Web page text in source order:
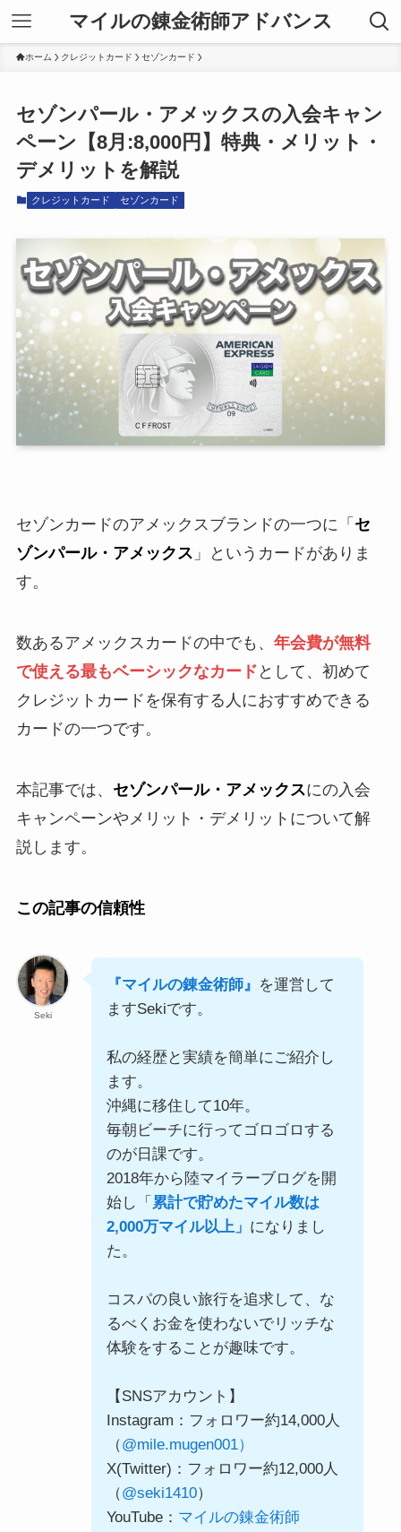
マイルの錬金術師アドバンス
ホーム クレジットカード セゾンカード
セゾンパール・アメックスの入会キャン
ペーン【8月:8,000円】特典・メリット・
デメリットを解説
クレジットカード セゾンカード
セゾンカードのアメックスブランドの一つに「 セ
ゾンパール・アメックス 」というカードがありま
す。
数あるアメックスカードの中でも、 年会費が無料
で使える最もベーシックなカード として、初めて
クレジットカードを保有する人におすすめできる
カードの一つです。
本記事では、 セゾンパール・アメックスにの入会
キャンペーンやメリット・デメリットについて解
説します。
この記事の信頼性
Seki
『マイルの錬金術師』 を運営して
ますSekiです。
私の経歴と実績を簡単にご紹介し
ます。
沖縄に移住して10年。
毎朝ビーチに行ってゴロゴロする
のが日課です。
2018年から陸マイラーブログを開
始し「 累計で貯めたマイル数は
2,000万マイル以上」 になりまし
た。
コスパの良い旅行を追求して、な
るべくお金を使わないでリッチな
体験をすることが趣味です。
【SNSアカウント】
Instagram：フォロワー約14,000人
（@mile.mugen001）
X(Twitter)：フォロワー約12,000人
（@seki1410）
YouTube： マイルの錬金術師